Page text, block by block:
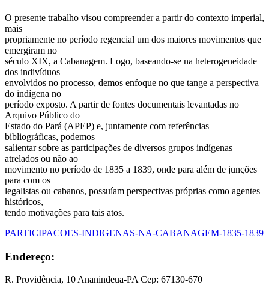
O presente trabalho visou compreender a partir do contexto imperial,
mais
propriamente no período regencial um dos maiores movimentos que
emergiram no
século XIX, a Cabanagem. Logo, baseando-se na heterogeneidade
dos indivíduos
envolvidos no processo, demos enfoque no que tange a perspectiva
do indígena no
período exposto. A partir de fontes documentais levantadas no
Arquivo Público do
Estado do Pará (APEP) e, juntamente com referências
bibliográficas, podemos
salientar sobre as participações de diversos grupos indígenas
atrelados ou não ao
movimento no período de 1835 a 1839, onde para além de junções
para com os
legalistas ou cabanos, possuíam perspectivas próprias como agentes
históricos,
tendo motivações para tais atos.
PARTICIPACOES-INDIGENAS-NA-CABANAGEM-1835-1839
Endereço:
R. Providência, 10 Ananindeua-PA Cep: 67130-670